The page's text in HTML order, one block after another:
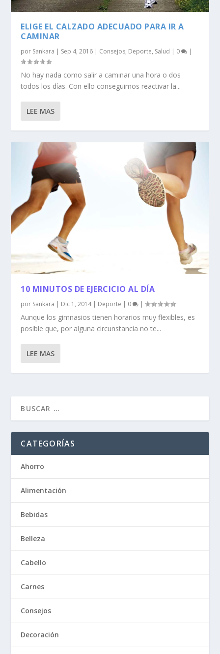
ELIGE EL CALZADO ADECUADO PARA IR A
CAMINAR
por Sankara | Sep 4, 2016 | Consejos, Deporte, Salud | 0 |
No hay nada como salir a caminar una hora o dos
todos los días. Con ello conseguimos reactivar la...
LEE MAS
10 MINUTOS DE EJERCICIO AL DÍA
por Sankara | Dic 1, 2014| Deporte | 0 |
Aunque los gimnasios tienen horarios muy flexibles, es
posible que, por alguna circunstancia no te...
LEE MAS
CATEGORÍAS
Ahorro
Alimentación
Bebidas
Belleza
Cabello
Carnes
Consejos
Decoración